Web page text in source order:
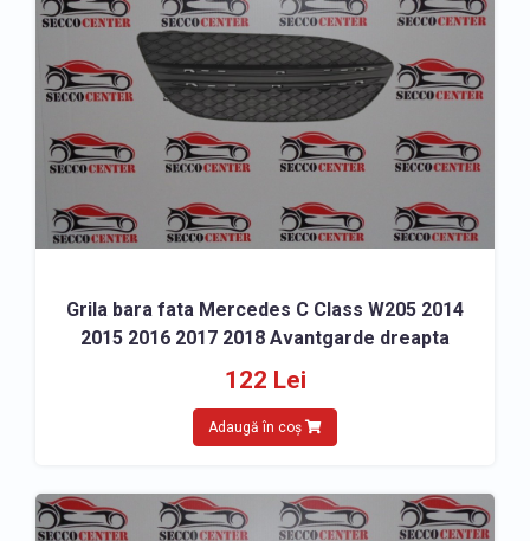
Grila bara fata Mercedes C Class W205 2014
2015 2016 2017 2018 Avantgarde dreapta
122 Lei
Adaugă în coș